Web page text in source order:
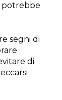
potrebbe
segni di
di